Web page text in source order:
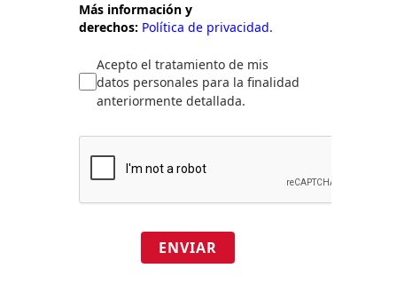
Más información y
derechos: Política de privacidad.
Acepto el tratamiento de mis
datos personales para la finalidad
anteriormente detallada.
ENVIAR